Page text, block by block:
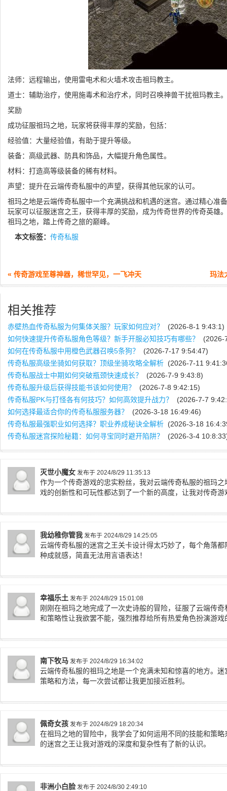
法师：远程输出，使用雷电术和火墙术攻击祖玛教主。
道士：辅助治疗，使用施毒术和治疗术，同时召唤神兽干扰祖玛教主。
奖励
成功征服祖玛之地，玩家将获得丰厚的奖励，包括：
经验值：大量经验值，有助于提升等级。
装备：高级武器、防具和饰品，大幅提升角色属性。
材料：打造高等级装备的稀有材料。
声望：提升在云端传奇私服中的声望，获得其他玩家的认可。
祖玛之地是云端传奇私服中一个充满挑战和机遇的迷宫。通过精心准
玩家可以征服迷宫之王，获得丰厚的奖励，成为传奇世界的传奇英雄
祖玛之地，踏上传奇之旅的巅峰。
本文标签： 传奇私服
« 传奇游戏至尊神器，稀世罕见，一飞冲天 玛法
相关推荐
赤壁热血传奇私服为何集体关服？玩家如何应对？
(2026-8-1 9:43:1)
如何快速提升传奇私服角色等级？新手开服必知技巧有哪些？
(2026-
如何在传奇私服中用橙色武器召唤5条狗？
(2026-7-17 9:54:47)
传奇私服高级坐骑如何获取？顶级坐骑攻略全解析 (2026-7-11
传奇私服战士中期如何突破瓶颈快速成长？
(2026-7-9 9:43:8)
传奇私服升级后获得技能书该如何使用？
(2026-7-8 9:42:15)
传奇私服PK与打怪各有何技巧？如何高效提升战力？
(2026-7-7
如何选择最适合你的传奇私服服务器？
(2026-3-18 16:49:46)
传奇私服最强职业如何选择？职业养成秘诀全解析 (2026-3-18
传奇私服迷宫探险秘籍：如何寻宝同时避开陷阱？
(2026-3-4
灭世小魔女 发布于 2024/8/29 11:35:13
作为一个传奇游戏的忠实粉丝，我对云端传奇私服的祖玛
戏的创新性和可玩性都达到了一个新的高度，让我对传奇
我幼稚你管我 发布于 2024/8/29 14:25:05
云端传奇私服的迷宫之王关卡设计得太巧妙了，每个角落
种成就感，简直无法用言语表达！
幸福乐土 发布于 2024/8/29 15:01:08
刚刚在祖玛之地完成了一次史诗般的冒险，征服了云端传
和策略性让我欲罢不能，强烈推荐给所有热爱角色扮演游戏
南下牧马 发布于 2024/8/29 16:34:02
云端传奇私服的祖玛之地是一个充满未知和惊喜的地方。
策略和方法，每一次尝试都让我更加接近胜利。
佩奇女孩 发布于 2024/8/29 18:20:34
在祖玛之地的冒险中，我学会了如何运用不同的技能和策
的迷宫之王让我对游戏的深度和复杂性有了新的认识。
非洲小白脸发布于 2024/8/30 2:49:10